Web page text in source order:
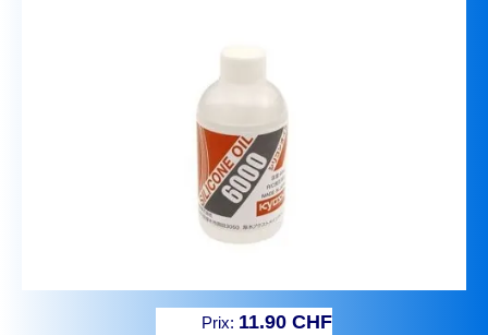
Prix: 11.90 CHF